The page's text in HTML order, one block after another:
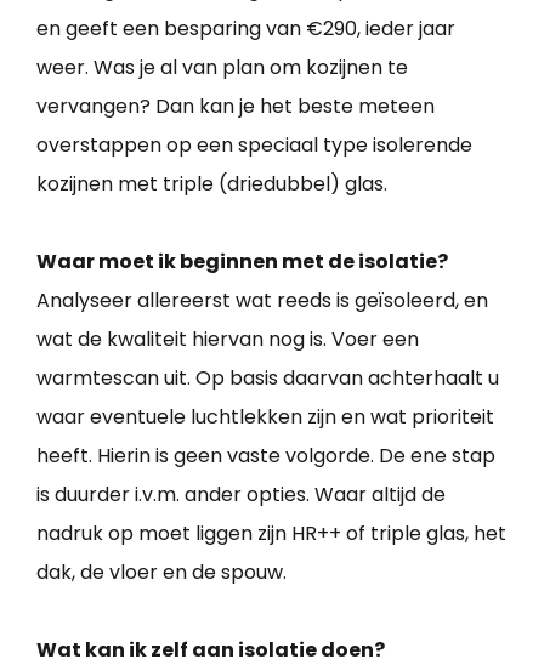
en geeft een besparing van €290, ieder jaar
weer. Was je al van plan om kozijnen te
vervangen? Dan kan je het beste meteen
overstappen op een speciaal type isolerende
kozijnen met triple (driedubbel) glas.
Waar moet ik beginnen met de isolatie?
Analyseer allereerst wat reeds is geïsoleerd, en
wat de kwaliteit hiervan nog is. Voer een
warmtescan uit. Op basis daarvan achterhaalt u
waar eventuele luchtlekken zijn en wat prioriteit
heeft. Hierin is geen vaste volgorde. De ene stap
is duurder i.v.m. ander opties. Waar altijd de
nadruk op moet liggen zijn HR++ of triple glas, het
dak, de vloer en de spouw.
Wat kan ik zelf aan isolatie doen?